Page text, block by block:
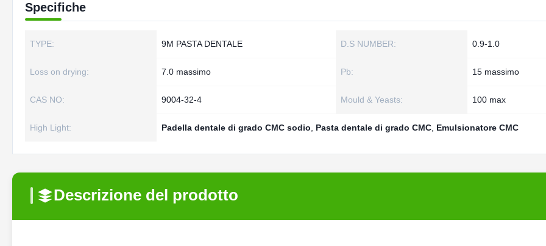
Specifiche
TYPE: 9M PASTA DENTALE D.S NUMBER: 0.9-1.0
Loss on drying: 7.0 massimo Pb: 15 massimo
CAS NO: 9004-32-4 Mould & Yeasts: 100 max
High Light: Padella dentale di grado CMC sodio Pasta dentale di grado CMC Emulsionatore CMC
Descrizione del prodotto